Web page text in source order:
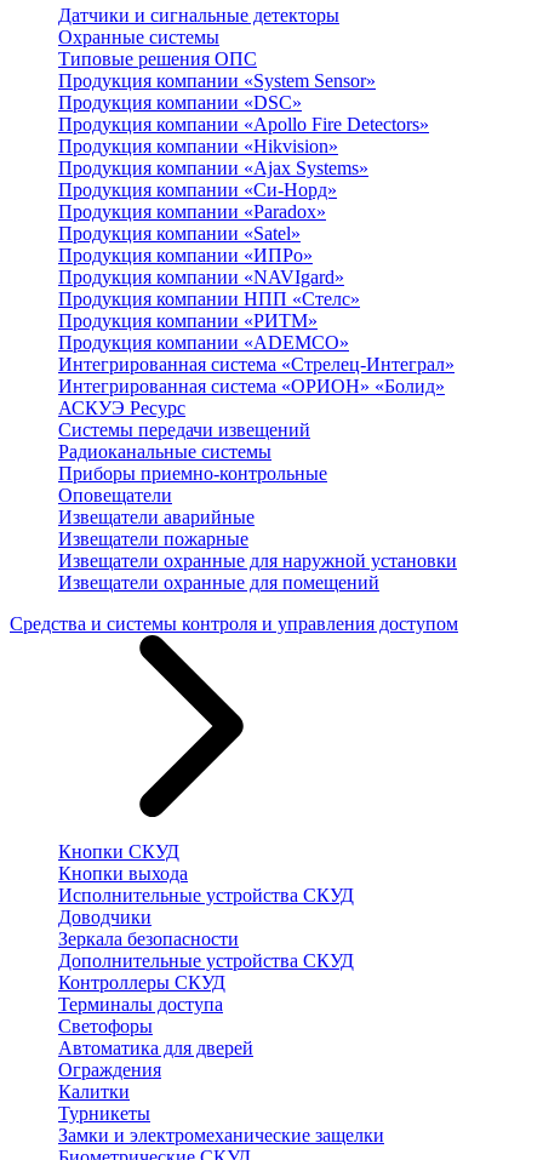
Датчики и сигнальные детекторы
Охранные системы
Типовые решения ОПС
Продукция компании «System Sensor»
Продукция компании «DSC»
Продукция компании «Apollo Fire Detectors»
Продукция компании «Hikvision»
Продукция компании «Ajax Systems»
Продукция компании «Си-Норд»
Продукция компании «Paradox»
Продукция компании «Satel»
Продукция компании «ИПРо»
Продукция компании «NAVIgard»
Продукция компании НПП «Стелс»
Продукция компании «РИТМ»
Продукция компании «ADEMCO»
Интегрированная система «Стрелец-Интеграл»
Интегрированная система «ОРИОН» «Болид»
АСКУЭ Ресурс
Системы передачи извещений
Радиоканальные системы
Приборы приемно-контрольные
Оповещатели
Извещатели аварийные
Извещатели пожарные
Извещатели охранные для наружной установки
Извещатели охранные для помещений
Средства и системы контроля и управления доступом
Кнопки СКУД
Кнопки выхода
Исполнительные устройства СКУД
Доводчики
Зеркала безопасности
Дополнительные устройства СКУД
Контроллеры СКУД
Терминалы доступа
Светофоры
Автоматика для дверей
Ограждения
Калитки
Турникеты
Замки и электромеханические защелки